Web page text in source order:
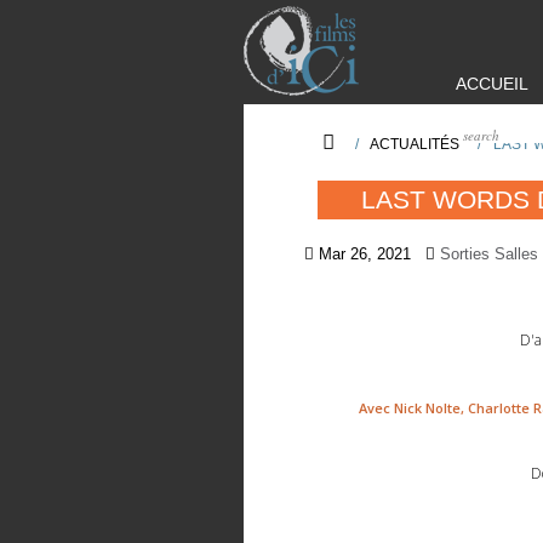
ACCUEIL
/ ACTUALITÉS / LAST
LAST WORDS
Mar 26, 2021 Sorties Salles
Avec Nick Nolte, Charlotte